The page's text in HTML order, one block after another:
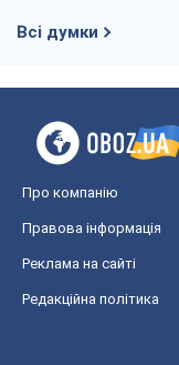
Всі думки
Про компанію
Правова інформація
Реклама на сайті
Редакційна політика